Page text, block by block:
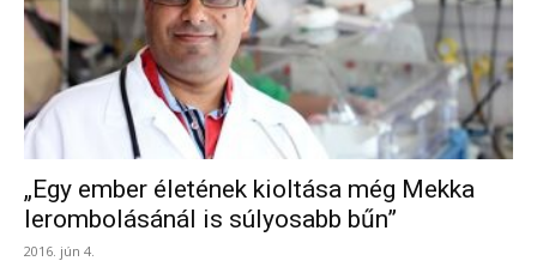
„Egy ember életének kioltása még Mekka
lerombolásánál is súlyosabb bűn”
2016. jún 4.